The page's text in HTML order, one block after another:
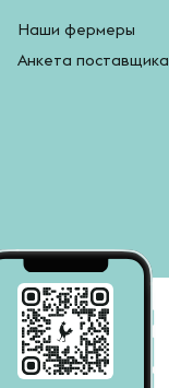
Наши фермеры
Анкета поставщика